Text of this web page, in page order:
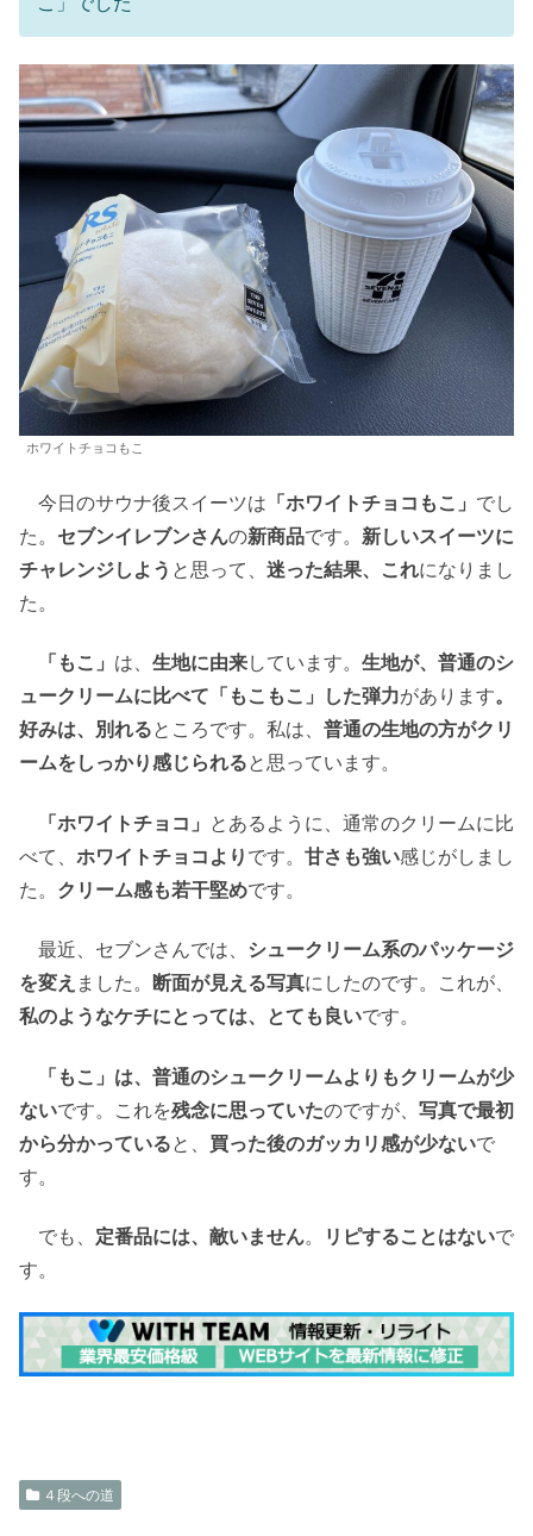
ホワイトチョコもこ
今日のサウナ後スイーツは 「ホワイトチョコもこ」 でし
た。 セブンイレブンさんの新商品です。 新しいスイーツに
チャレンジしよう と思って、 迷った結果、これになりまし
た。
「もこ」 は、 生地に由来しています。 生地が、普通のシ
ュークリームに比べて「もこもこ」した弾力があります。
好みは、別れるところです。私は、 普通の生地の方がクリ
ームをしっかり感じられると思っています。
「ホワイトチョコ」 とあるように、通常のクリームに比
べて、 ホワイトチョコより です。 甘さも強い感じがしまし
た。 クリーム感も若干堅めです。
最近、セブンさんでは、 シュークリーム系のパッケージ
を変え ました。 断面が見える写真にしたのです。これが、
私のようなケチにとっては、とても良いです。
「もこ」は、普通のシュークリームよりもクリームが少
ないです。これを残念に思っていたのですが、 写真で最初
から分かっていると、 買った後のガッカリ感が少ないで
す。
でも、 定番品には、敵いません。 リピすることはないで
す。
４段への道